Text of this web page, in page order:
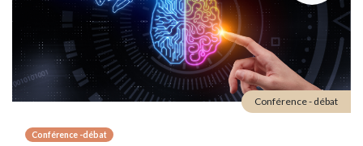
Conférence -débat
Conférence - débat